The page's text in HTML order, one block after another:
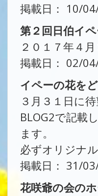
掲載日： 10/
第２回日伯イ
２０１７年４
掲載日： 02/
イペーの花を
３月３１日に
BLOG2で記載
ます。
必ずオリジナ
掲載日： 31/
花咲爺の会の